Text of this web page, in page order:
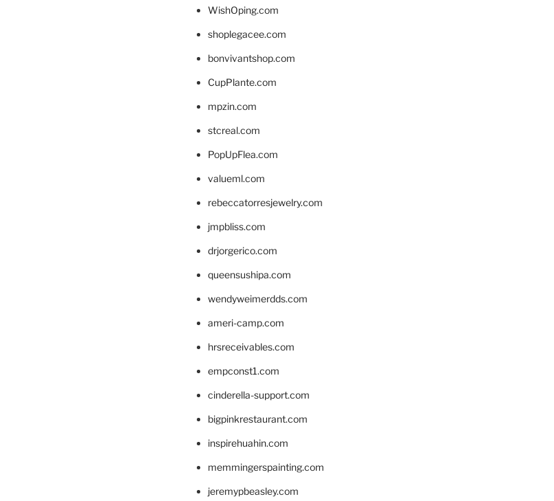
WishOping.com
shoplegacee.com
bonvivantshop.com
CupPlante.com
mpzin.com
stcreal.com
PopUpFlea.com
valueml.com
rebeccatorresjewelry.com
jmpbliss.com
drjorgerico.com
queensushipa.com
wendyweimerdds.com
ameri-camp.com
hrsreceivables.com
empconst1.com
cinderella-support.com
bigpinkrestaurant.com
inspirehuahin.com
memmingerspainting.com
jeremypbeasley.com